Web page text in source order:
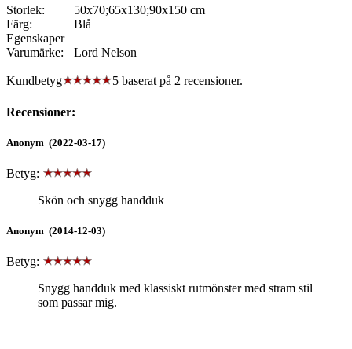
Storlek:
50x70;65x130;90x150 cm
Färg:
Blå
Egenskaper
Varumärke:
Lord Nelson
Kundbetyg 5 baserat på 2 recensioner.
Recensioner:
Anonym (2022-03-17)
Betyg:
Skön och snygg handduk
Anonym (2014-12-03)
Betyg:
Snygg handduk med klassiskt rutmönster med stram stil
som passar mig.